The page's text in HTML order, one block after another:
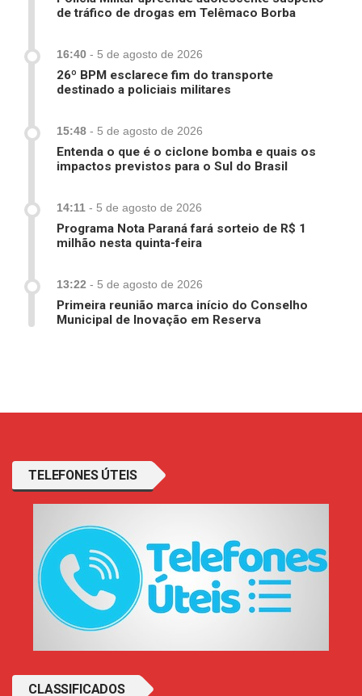
de tráfico de drogas em Telêmaco Borba
16:40 - 5 de agosto de 2026
26º BPM esclarece fim do transporte
destinado a policiais militares
15:48 - 5 de agosto de 2026
Entenda o que é o ciclone bomba e quais os
impactos previstos para o Sul do Brasil
14:11 - 5 de agosto de 2026
Programa Nota Paraná fará sorteio de R$ 1
milhão nesta quinta-feira
13:22 - 5 de agosto de 2026
Primeira reunião marca início do Conselho
Municipal de Inovação em Reserva
TELEFONES ÚTEIS
CLASSIFICADOS